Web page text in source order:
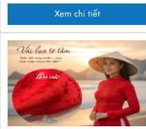
Xem chi tiết